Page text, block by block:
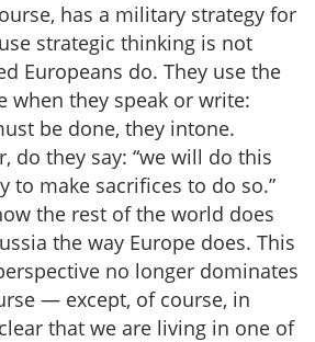
has a military strategy for
strategic thinking is not
Europeans do. They use the
when they speak or write:
be done, they intone.
do they say: “we will do this
to make sacrifices to do so.”
the rest of the world does
the way Europe does. This
no longer dominates
— except, of course, in
that we are living in one of